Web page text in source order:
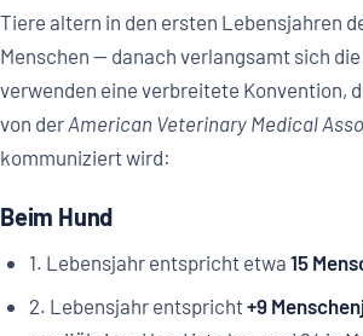
Tiere altern in den ersten Lebensjahren
Menschen — danach verlangsamt sich
verwenden eine verbreitete Konvention,
von der American Veterinary Medical
kommuniziert wird:
Beim Hund
1. Lebensjahr entspricht etwa 15
2. Lebensjahr entspricht+9